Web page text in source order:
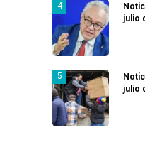
julio
julio